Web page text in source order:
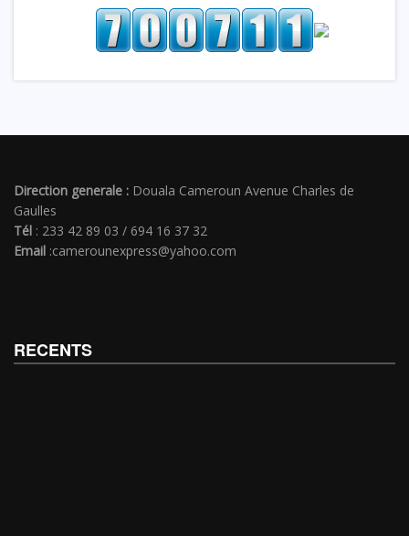
Direction generale : Douala Cameroun Avenue Charles de
Gaulles
Tél : 233 42 89 03 / 694 16 37 32
Email :camerounexpress@yahoo.com
RECENTS